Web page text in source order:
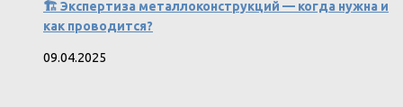
🏗️ Экспертиза металлоконструкций — когда нужна и
как проводится?
09.04.2025